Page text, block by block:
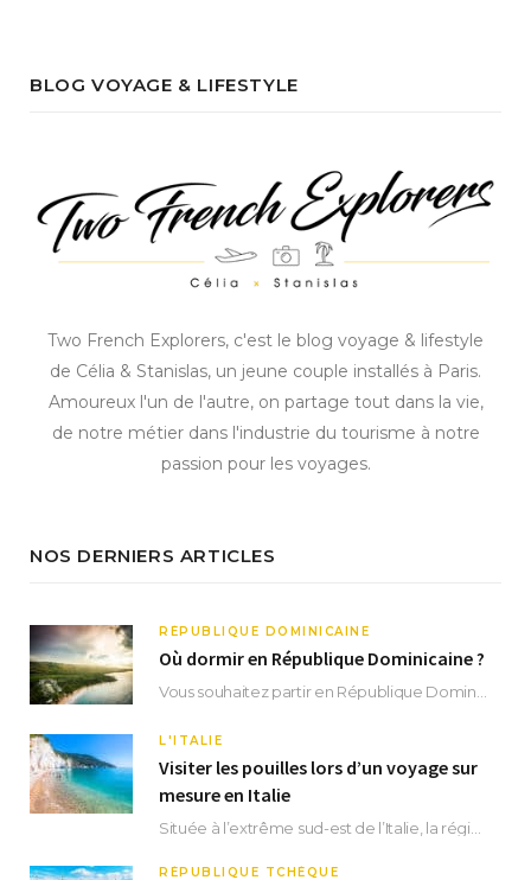
BLOG VOYAGE & LIFESTYLE
Two French Explorers, c'est le blog voyage & lifestyle
de Célia & Stanislas, un jeune couple installés à Paris.
Amoureux l'un de l'autre, on partage tout dans la vie,
de notre métier dans l'industrie du tourisme à notre
passion pour les voyages.
NOS DERNIERS ARTICLES
RÉPUBLIQUE DOMINICAINE
Où dormir en République Dominicaine ?
L'ITALIE
Visiter les pouilles lors d’un voyage sur
mesure en Italie
RÉPUBLIQUE TCHÈQUE